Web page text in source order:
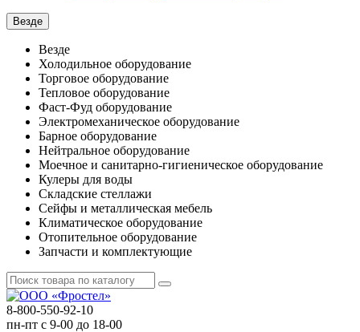
Везде
Везде
Холодильное оборудование
Торговое оборудование
Тепловое оборудование
Фаст-Фуд оборудование
Электромеханическое оборудование
Барное оборудование
Нейтральное оборудование
Моечное и санитарно-гигиеническое оборудование
Кулеры для воды
Складские стеллажи
Сейфы и металлическая мебель
Климатическое оборудование
Отопительное оборудование
Запчасти и комплектующие
8-800-550-92-10
пн-пт с 9-00 до 18-00